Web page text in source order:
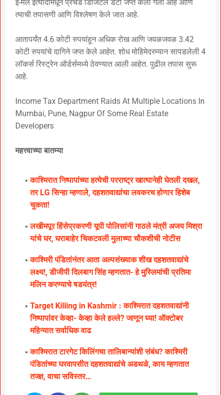
ई-मेल इत्यादींमधून प्रचंड डिजिटल डेटा जप्त केला गेला आहे आणि
त्याची तपासणी आणि विश्लेषण केले जात आहे.
आतापर्यंत 4.6 कोटी रुपयांहून अधिक रोख आणि जवळजवळ 3.42
कोटी रुपयांचे दागिने जप्त केले आहेत. शोध मोहिमेदरम्यान सापडलेली 4
लॉकर्स रिस्ट्रेन ऑर्डर्समध्ये ठेवण्यात आली आहेत. पुढील तपास सुरू
आहे.
Income Tax Department Raids At Multiple Locations In
Mumbai, Pune, Nagpur Of Some Real Estate
Developers
महत्त्वाच्या बातम्या
काश्मिरात निष्पापांच्या हत्येची परराष्ट्र खात्यानेही घेतली दखल,
तर LG सिन्हा म्हणाले, दहशतवाद्यांचा लवकरच होणार हिशेब
चुकता!
लखीमपूर हिंसेप्रकरणी यूपी पोलिसांनी गाठले मंत्री अजय मिश्रा
यांचे घर, घराबाहेर चिकटवली मुलाच्या चौकशीची नोटीस
काश्मिरी पंडितांनंतर आता अल्पसंख्याक शीख दहशतवाद्यांचे
लक्ष्य!, डीजीपी दिलबाग सिंह म्हणतात- हे मुस्लिमांची प्रतिमा
मलिन करण्याचे षडयंत्र!
Target Killing in Kashmir : काश्मिरात दहशतवाद्यांनी
निष्पापांवर केव्हा- केव्हा केले हल्ले? जाणून घ्या! ऑक्टोबर
महिन्यात सर्वाधिक वाढ
काश्मिरात टारगेट किलिंगचा तालिबान्यांशी संबंध? काश्मिरी
पंडितांच्या घरवापसीत दहशतवाद्यांचे अडथळे, काय म्हणतात
तज्ज्ञ, वाचा सविस्तर…